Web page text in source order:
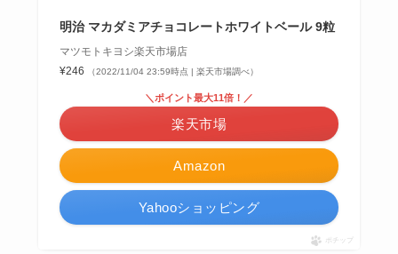
明治 マカダミアチョコレートホワイトベール 9粒
マツモトキヨシ楽天市場店
¥246
（2022/11/04 23:59時点 | 楽天市場調べ）
Amazon
＼ポイント最大11倍！／
楽天市場
Yahooショッピング
ポチップ